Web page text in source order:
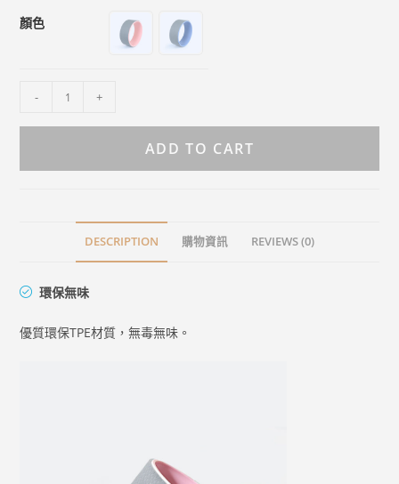
顏色
- +
ADD TO CART
DESCRIPTION 購物資訊 REVIEWS (0)
環保無味
優質環保TPE材質，無毒無味。